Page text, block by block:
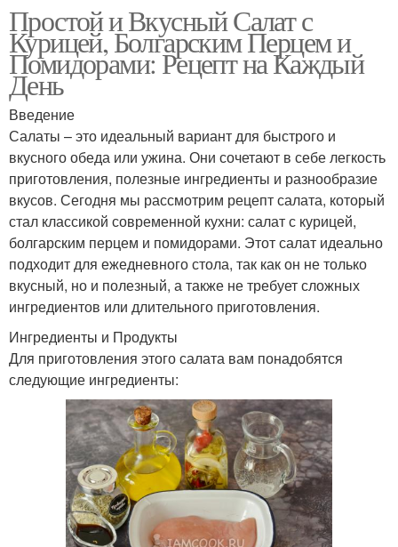
Простой и Вкусный Салат с
Курицей, Болгарским Перцем и
Помидорами: Рецепт на Каждый
День
Введение
Салаты – это идеальный вариант для быстрого и
вкусного обеда или ужина. Они сочетают в себе легкость
приготовления, полезные ингредиенты и разнообразие
вкусов. Сегодня мы рассмотрим рецепт салата, который
стал классикой современной кухни: салат с курицей,
болгарским перцем и помидорами. Этот салат идеально
подходит для ежедневного стола, так как он не только
вкусный, но и полезный, а также не требует сложных
ингредиентов или длительного приготовления.
Ингредиенты и Продукты
Для приготовления этого салата вам понадобятся
следующие ингредиенты: